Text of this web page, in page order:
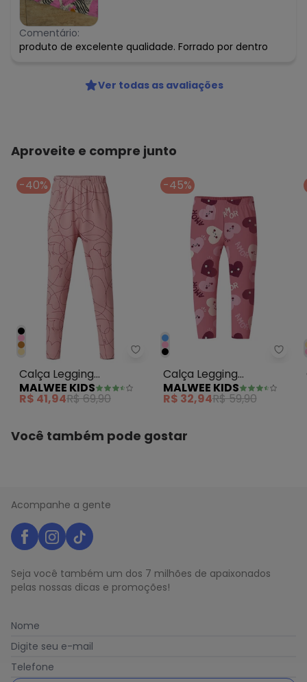
Comentário:
produto de excelente qualidade. Forrado por dentro
Ver todas as avaliações
Aproveite e compre junto
-40%
Malwee Kids - Calça Legging
Calça Legging
Corações Rosa Claro
MALWEE KIDS
R$ 41,94R$ 69,90
-45%
Calça Legging
Corações em Moletom
Rosê
MALWEE KIDS
R$ 32,94R$ 59,90
Você também pode gostar
Acompanhe a gente
Seja você também um dos 7 milhões de apaixonados
pelas nossas dicas e promoções!
Nome
Digite seu e-mail
Telefone